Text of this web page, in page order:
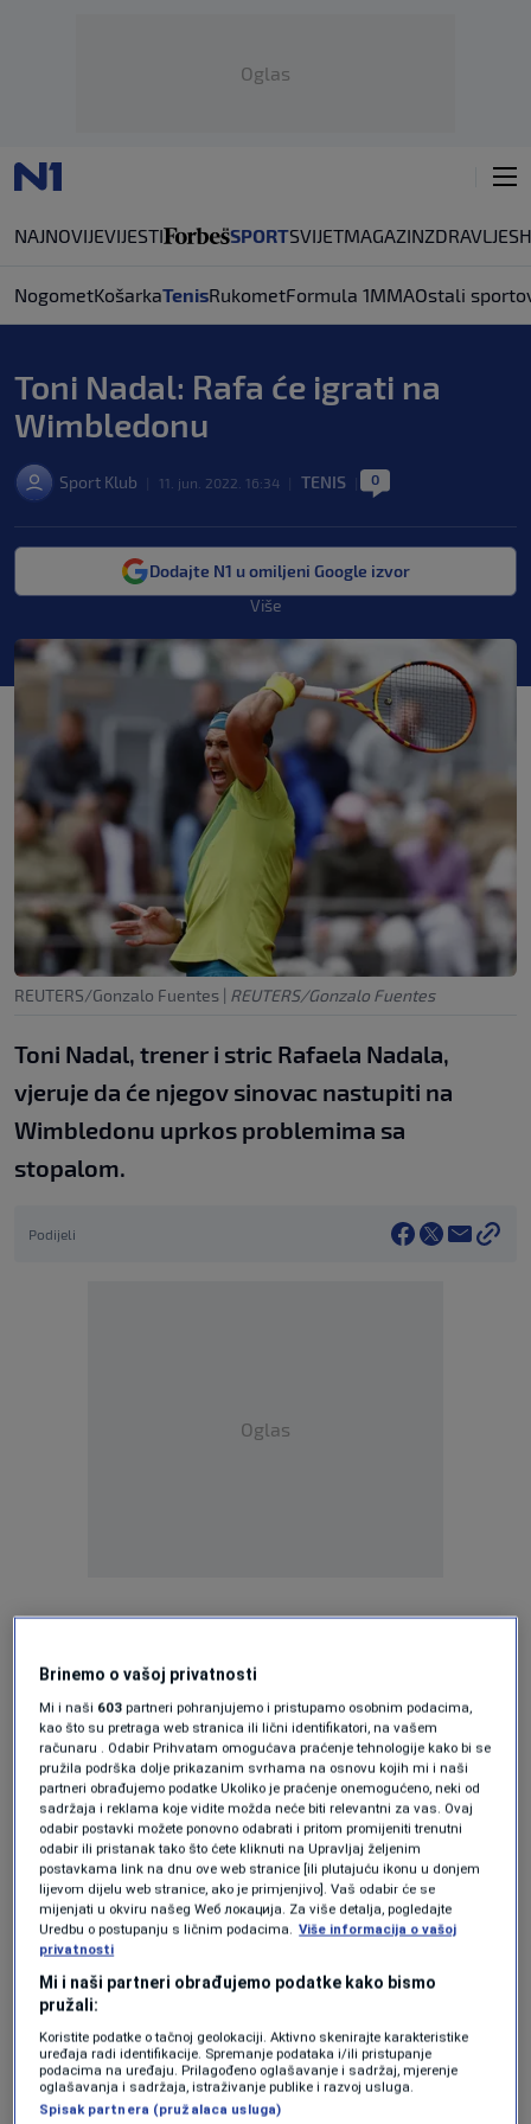
Oglas
NAJNOVIJEVIJESTI SPORTSVIJETMAGAZINZDRAVLJE
NogometKošarkaTenisRukometFormula 1MMAOstali
Toni Nadal: Rafa će igrati na
Wimbledonu
Sport Klub 11. jun. 2022. 16:34 TENIS 0
Dodajte N1 u omiljeni Google izvor
Više
REUTERS/Gonzalo Fuentes | REUTERS/Gonzalo Fuentes
Toni Nadal, trener i stric Rafaela Nadala,
vjeruje da će njegov sinovac nastupiti na
Wimbledonu uprkos problemima sa
stopalom.
Podijeli
Oglas
vidi da li će biti potrebe i za drugom ili će doći do
poboljšanja situacije sa stopalom.
"Da, Rafael će igrati na Wimbledonu“, rekao je Toni
Nadal, trener Felixa Auger-Alliasimea, na turniru u
Stuttgartu.
"Planira da trenira na Mallorci na travi od
ponedjeljka. Kada smo razgovarali jučer (petak),
rekao je da ide mnogo bolje, a prethodno mi je
govorio da ga je sve boljelo. Želi da trenira. Ako bude
imao i malu šansu, igrat će na Wimbldonu“, dodao je
Toni.
Wimbledon počinje 27. juna, uz direktne prenose na
Sport klubu, a na njemu je Nadal slavio dvaput – 2008. i
Brinemo o vašoj privatnosti
Mi i naši 603 partneri pohranjujemo i pristupamo osobnim podacima,
kao što su pretraga web stranica ili lični identifikatori, na vašem
računaru . Odabir Prihvatam omogućava praćenje tehnologije kako bi se
pružila podrška dolje prikazanim svrhama na osnovu kojih mi i naši
partneri obrađujemo podatke Ukoliko je praćenje onemogućeno, neki od
sadržaja i reklama koje vidite možda neće biti relevantni za vas. Ovaj
odabir postavki možete ponovno odabrati i pritom promijeniti trenutni
odabir ili pristanak tako što ćete kliknuti na Upravljaj željenim
postavkama link na dnu ove web stranice [ili plutajuću ikonu u donjem
lijevom dijelu web stranice, ako je primjenjivo]. Vaš odabir će se
mijenjati u okviru našeg Wеб локација. Za više detalja, pogledajte
Uredbu o postupanju s ličnim podacima. Više informacija o vašoj
privatnosti
Mi i naši partneri obrađujemo podatke kako bismo
pružali:
Koristite podatke o tačnoj geolokaciji. Aktivno skenirajte karakteristike
uređaja radi identifikacije. Spremanje podataka i/ili pristupanje
podacima na uređaju. Prilagođeno oglašavanje i sadržaj, mjerenje
oglašavanja i sadržaja, istraživanje publike i razvoj usluga.
Spisak partnera (pružalaca usluga)